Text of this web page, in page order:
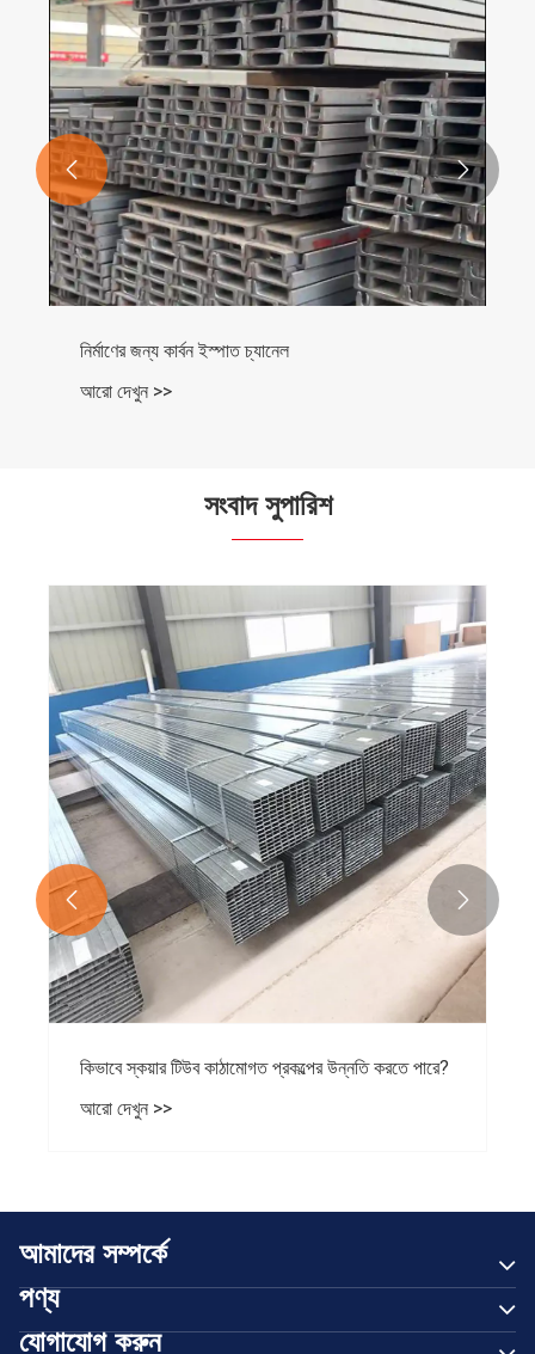
 
সংবাদ সুপারিশ
আপনার প্রকল্পের জন্য সঠিক টি-আকৃতির ইস্পাত কীভাবে চয়ন
করবেন?
আরো দেখুন >>
 
আমাদের সম্পর্কে
পণ্য
যোগাযোগ করুন